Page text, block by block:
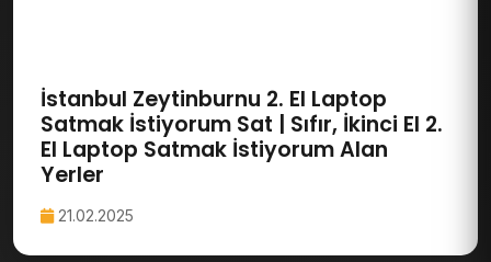
İstanbul Zeytinburnu 2. El Laptop
Satmak İstiyorum Sat | Sıfır, İkinci El 2.
El Laptop Satmak İstiyorum Alan
Yerler
21.02.2025